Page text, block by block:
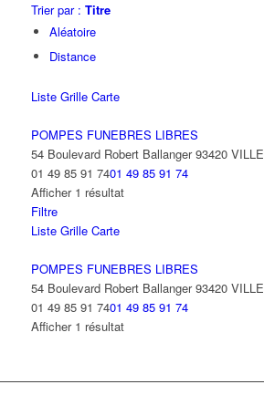
Trier par : Titre
Aléatoire
Distance
Liste Grille Carte
POMPES FUNEBRES LIBRES
54 Boulevard Robert Ballanger 93420
01 49 85 91 7401 49 85 91 74
Afficher 1 résultat
Filtre
Liste Grille Carte
POMPES FUNEBRES LIBRES
54 Boulevard Robert Ballanger 93420
01 49 85 91 7401 49 85 91 74
Afficher 1 résultat